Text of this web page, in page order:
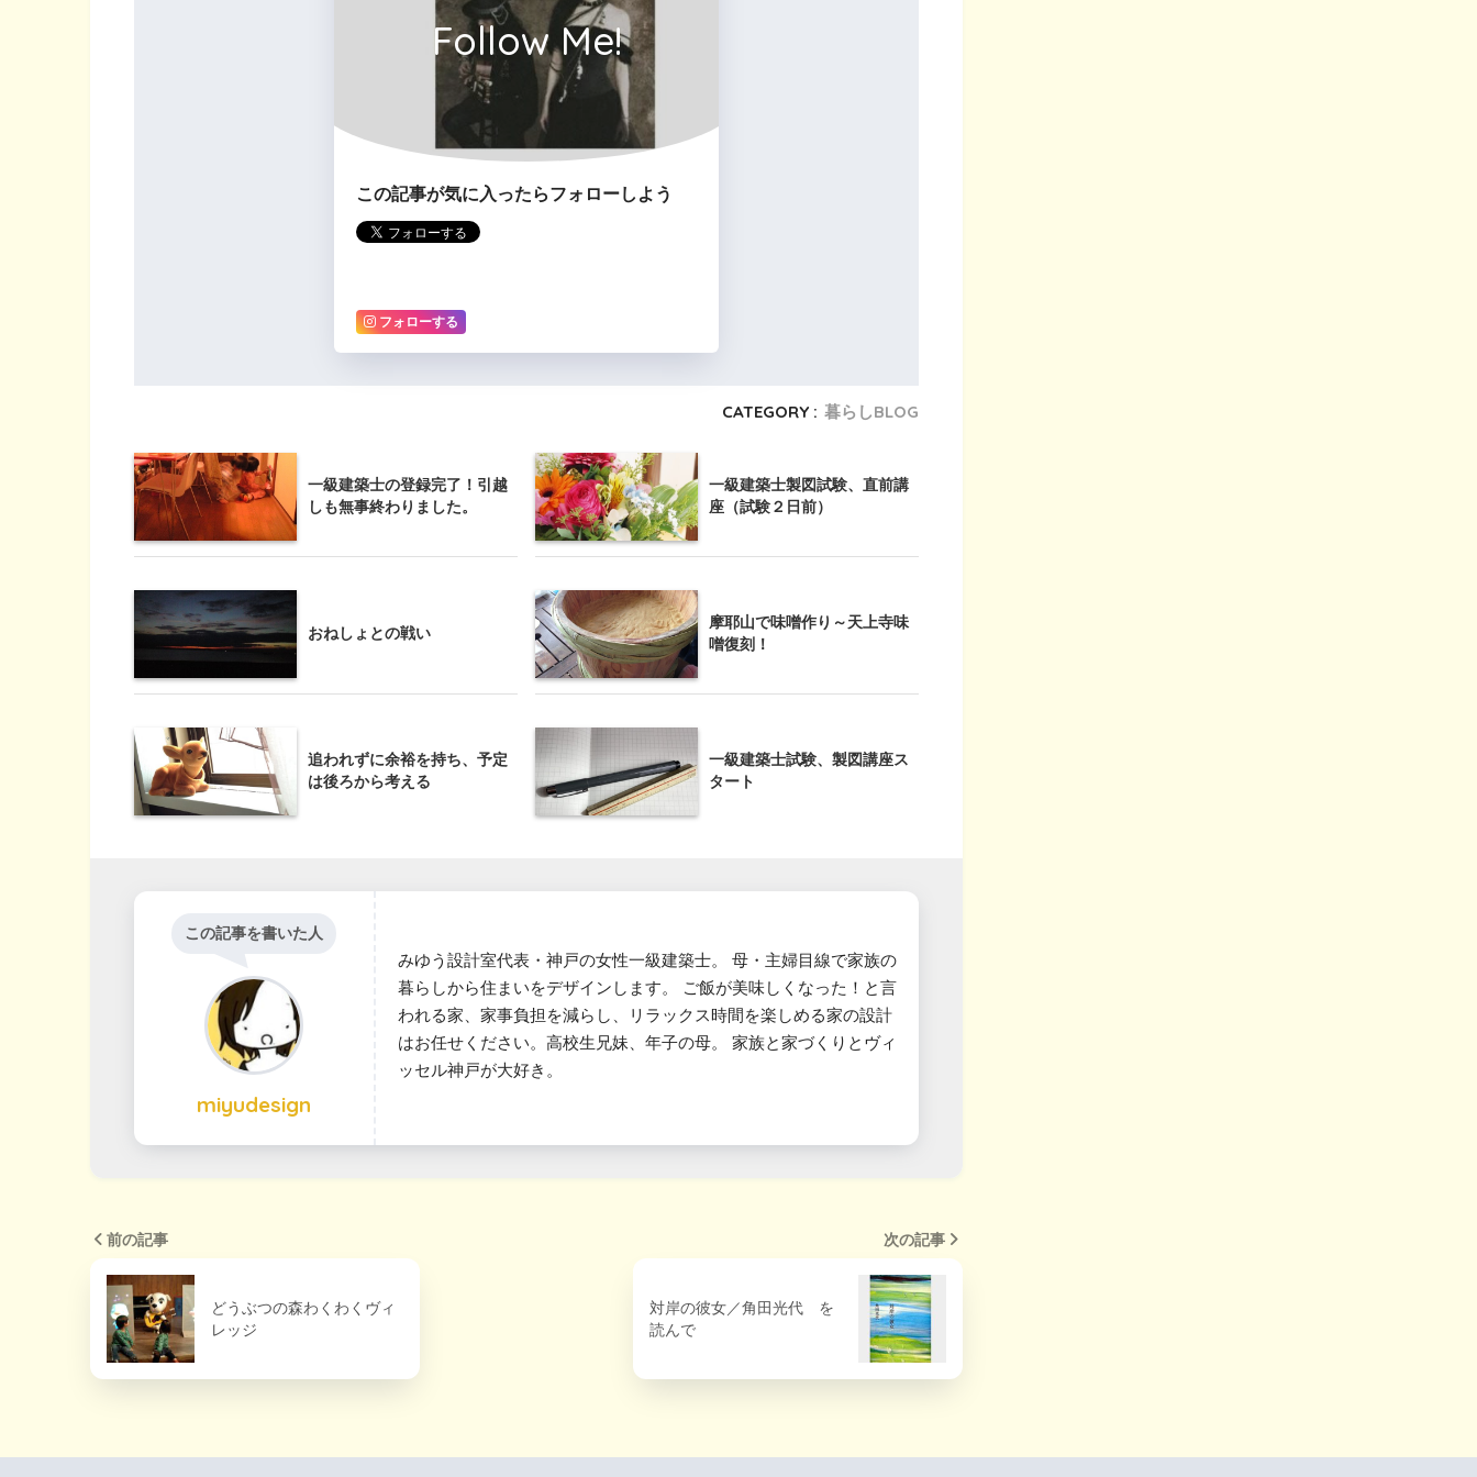
Follow Me!
この記事が気に入ったらフォローしよう
フォローする
CATEGORY : 暮らしBLOG
一級建築士の登録完了！引越
しも無事終わりました。
一級建築士製図試験、直前講
座（試験２日前）
おねしょとの戦い
摩耶山で味噌作り～天上寺味
噌復刻！
追われずに余裕を持ち、予定
は後ろから考える
一級建築士試験、製図講座ス
タート
この記事を書いた人
miyudesign
みゆう設計室代表・神戸の女性一級建築士。 母・主婦目線で家族の
暮らしから住まいをデザインします。 ご飯が美味しくなった！と言
われる家、家事負担を減らし、リラックス時間を楽しめる家の設計
はお任せください。高校生兄妹、年子の母。 家族と家づくりとヴィ
ッセル神戸が大好き。
前の記事
どうぶつの森わくわくヴィ
レッジ
次の記事
対岸の彼女／角田光代 を
読んで